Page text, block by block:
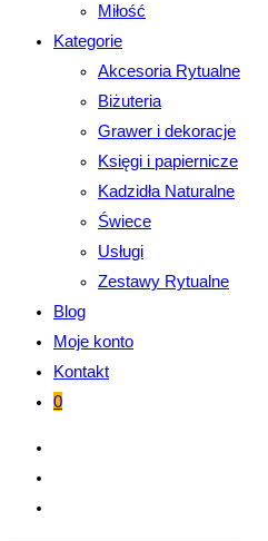
Miłość
Kategorie
Akcesoria Rytualne
Biżuteria
Grawer i dekoracje
Księgi i papiernicze
Kadzidła Naturalne
Świece
Usługi
Zestawy Rytualne
Blog
Moje konto
Kontakt
0